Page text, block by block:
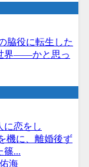
脇役に転生した
界――かと思っ
に恋をし
に、離婚後ず
篠...